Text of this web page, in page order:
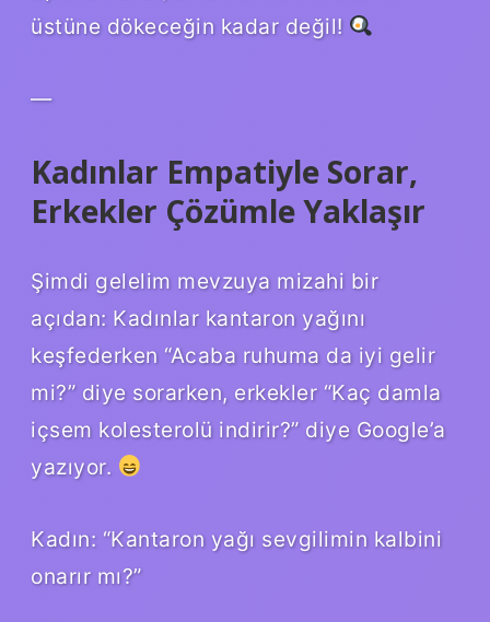
üstüne dökeceğin kadar değil!
—
Kadınlar Empatiyle Sorar,
Erkekler Çözümle Yaklaşır
Şimdi gelelim mevzuya mizahi bir
açıdan: Kadınlar kantaron yağını
keşfederken “Acaba ruhuma da iyi gelir
mi?” diye sorarken, erkekler “Kaç damla
içsem kolesterolü indirir?” diye Google’a
yazıyor.
Kadın: “Kantaron yağı sevgilimin kalbini
onarır mı?”